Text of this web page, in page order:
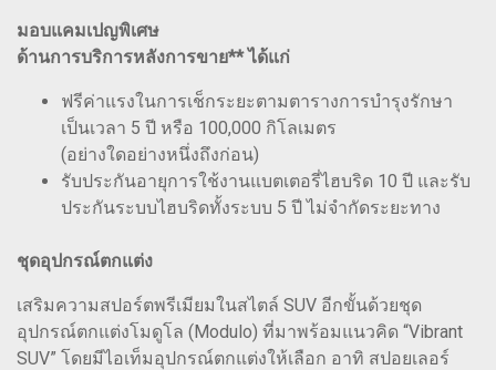
มอบแคมเปญพิเศษ
ด้านการบริการหลังการขาย** ได้แก่
ฟรีค่าแรงในการเช็กระยะตามตารางการบำรุงรักษา
เป็นเวลา 5 ปี หรือ 100,000 กิโลเมตร
(อย่างใดอย่างหนึ่งถึงก่อน)
รับประกันอายุการใช้งานแบตเตอรี่ไฮบริด 10 ปี และรับ
ประกันระบบไฮบริดทั้งระบบ 5 ปี ไม่จำกัดระยะทาง
ชุดอุปกรณ์ตกแต่ง
เสริมความสปอร์ตพรีเมียมในสไตล์ SUV อีกขั้นด้วยชุด
อุปกรณ์ตกแต่งโมดูโล (Modulo) ที่มาพร้อมแนวคิด “Vibrant
SUV” โดยมีไอเท็มอุปกรณ์ตกแต่งให้เลือก อาทิ สปอยเลอร์